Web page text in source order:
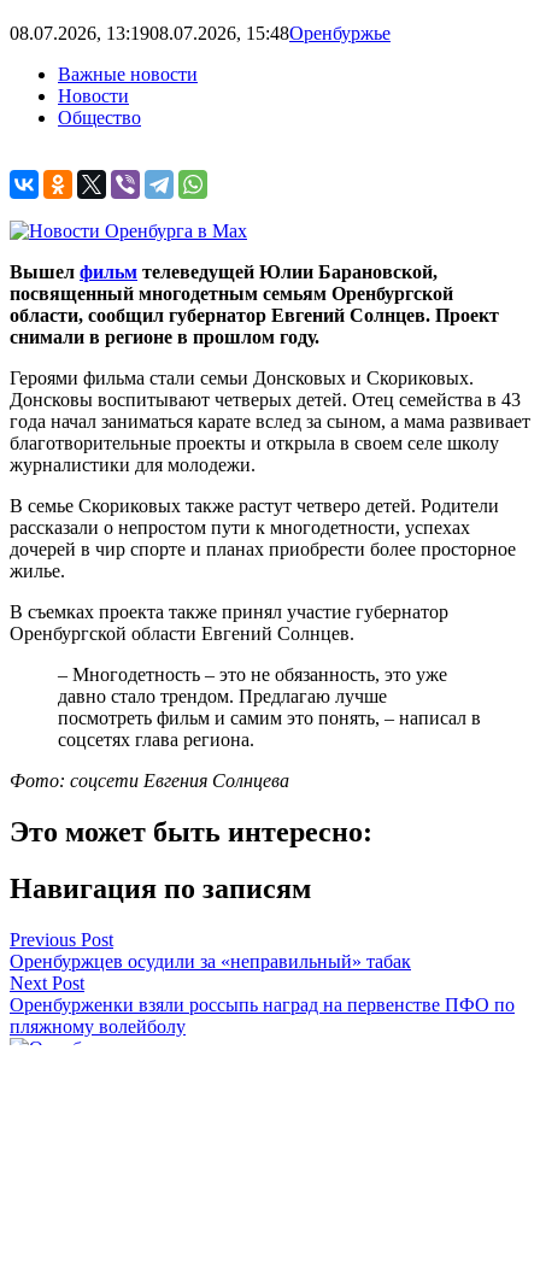
08.07.2026, 13:1908.07.2026, 15:48Оренбуржье
Важные новости
Новости
Общество
Вышел фильм телеведущей Юлии Барановской,
посвященный многодетным семьям Оренбургской
области, сообщил губернатор Евгений Солнцев. Проект
снимали в регионе в прошлом году.
Героями фильма стали семьи Донсковых и Скориковых.
Донсковы воспитывают четверых детей. Отец семейства в 43
года начал заниматься карате вслед за сыном, а мама развивает
благотворительные проекты и открыла в своем селе школу
журналистики для молодежи.
В семье Скориковых также растут четверо детей. Родители
рассказали о непростом пути к многодетности, успехах
дочерей в чир спорте и планах приобрести более просторное
жилье.
В съемках проекта также принял участие губернатор
Оренбургской области Евгений Солнцев.
– Многодетность – это не обязанность, это уже
давно стало трендом. Предлагаю лучше
посмотреть фильм и самим это понять, – написал в
соцсетях глава региона.
Фото: соцсети Евгения Солнцева
Это может быть интересно:
Навигация по записям
Previous Post
Оренбуржцев осудили за «неправильный» табак
Next Post
Оренбурженки взяли россыпь наград на первенстве ПФО по
пляжному волейболу